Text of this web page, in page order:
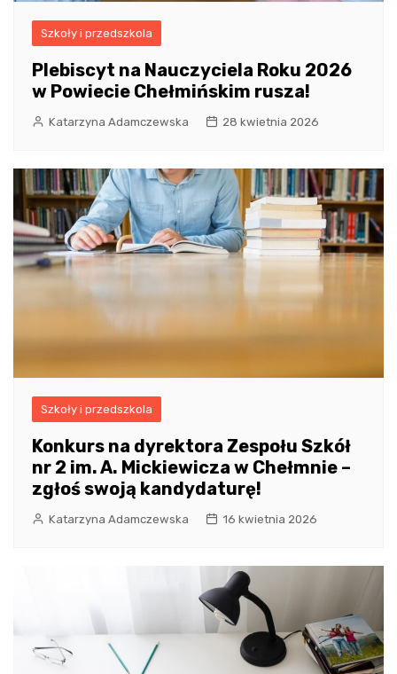
Szkoły i przedszkola
Plebiscyt na Nauczyciela Roku 2026
w Powiecie Chełmińskim rusza!
Katarzyna Adamczewska 28 kwietnia 2026
Szkoły i przedszkola
Konkurs na dyrektora Zespołu Szkół
nr 2 im. A. Mickiewicza w Chełmnie –
zgłoś swoją kandydaturę!
Katarzyna Adamczewska 16 kwietnia 2026